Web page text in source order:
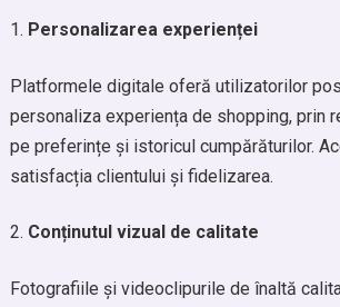
Personalizarea experienței
Platformele digitale oferă utilizatorilor
personaliza experiența de shopping, prin
pe preferințe și istoricul cumpărăturilor.
satisfacția clientului și fidelizarea.
Conținutul vizual de calitate
Fotografiile și videoclipurile de înaltă